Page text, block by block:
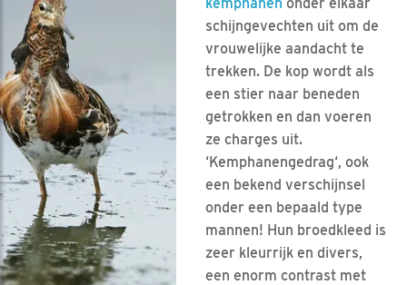
schijngevechten uit om de
vrouwelijke aandacht te
trekken. De kop wordt als
een stier naar beneden
getrokken en dan voeren
ze charges uit.
‘Kemphanengedrag‘, ook
een bekend verschijnsel
onder een bepaald type
mannen! Hun broedkleed is
zeer kleurrijk en divers,
een enorm contrast met